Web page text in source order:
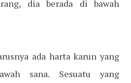
dia berada di bawah
ada harta karun yang
sana. Sesuatu yang